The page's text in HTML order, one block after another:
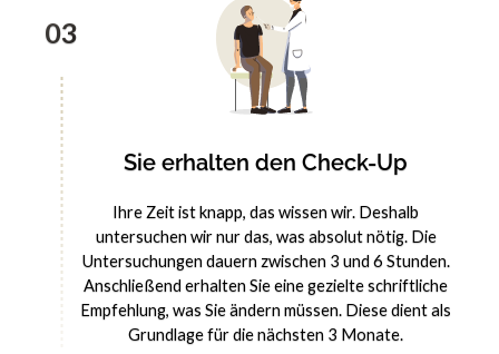
03
Sie erhalten den Check-Up
Ihre Zeit ist knapp, das wissen wir. Deshalb
untersuchen wir nur das, was absolut nötig. Die
Untersuchungen dauern zwischen 3 und 6 Stunden.
Anschließend erhalten Sie eine gezielte schriftliche
Empfehlung, was Sie ändern müssen. Diese dient als
Grundlage für die nächsten 3 Monate.